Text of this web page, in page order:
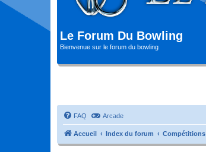
Le Forum Du Bowling
Bienvenue sur le forum du bowling
FAQ Arcade
Accueil Index du forum Compétitions